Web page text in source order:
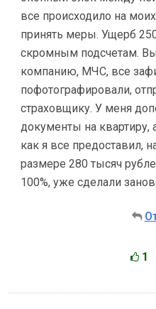
все происходило на
принять меры. Ущерб
скромным подсчетам.
компанию, МЧС, все
пофотографировали,
страховщику. У меня
документы на квартиру,
как я все предоставил,
размере 280 тысяч
100%, уже сделали
1